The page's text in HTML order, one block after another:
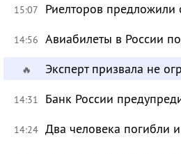
15:07 Риелторов предложили
14:56 Авиабилеты в России
🔥 Эксперт призвала не
14:31 Банк России
14:24 Два человека погибли